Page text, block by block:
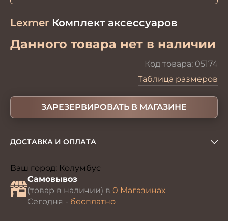
Lexmer Комплект аксессуаров
Данного товара нет в наличии
Код товара: 05174
Таблица размеров
ЗАРЕЗЕРВИРОВАТЬ В МАГАЗИНЕ
ДОСТАВКА И ОПЛАТА
Ваш город: Колумбус
Самовывоз
(товар в наличии) в 0 Магазинах
Сегодня - бесплатно